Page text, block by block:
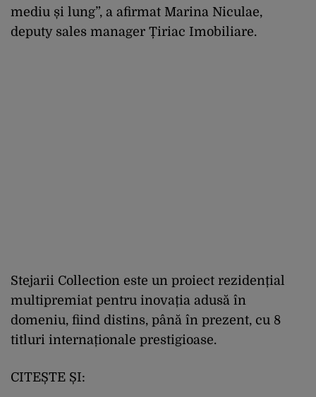
mediu și lung”, a afirmat Marina Niculae,
deputy sales manager Țiriac Imobiliare.
Stejarii Collection este un proiect rezidențial
multipremiat pentru inovația adusă în
domeniu, fiind distins, până în prezent, cu 8
titluri internaționale prestigioase.
CITEȘTE ȘI: